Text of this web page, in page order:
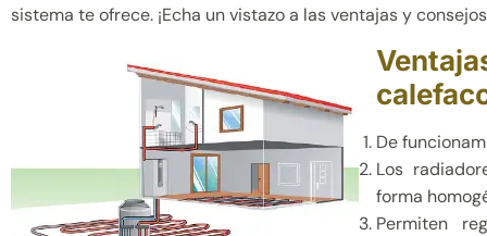
sistema te ofrece. ¡Echa un vistazo a las ventajas y
De
Los
forma
Permiten